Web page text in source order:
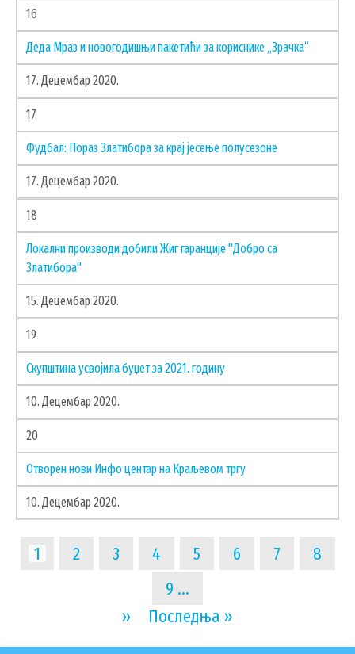
16
Деда Мраз и новогодишњи пакетићи за кориснике „Зрачка“
17. Децембар 2020.
17
Фудбал: Пораз Златибора за крај јесење полусезоне
17. Децембар 2020.
18
Локални производи добили Жиг гаранције "Добро са
Златибора"
15. Децембар 2020.
19
Скупштина усвојила буџет за 2021. годину
10. Децембар 2020.
20
Отворен нови Инфо центар на Краљевом тргу
10. Децембар 2020.
Pagination
Current
1 Page
2 Page
3 Page
4 Page
5 Page
6 Page
7 Page
8
Page
9 …
Next
››
Last
Последња »